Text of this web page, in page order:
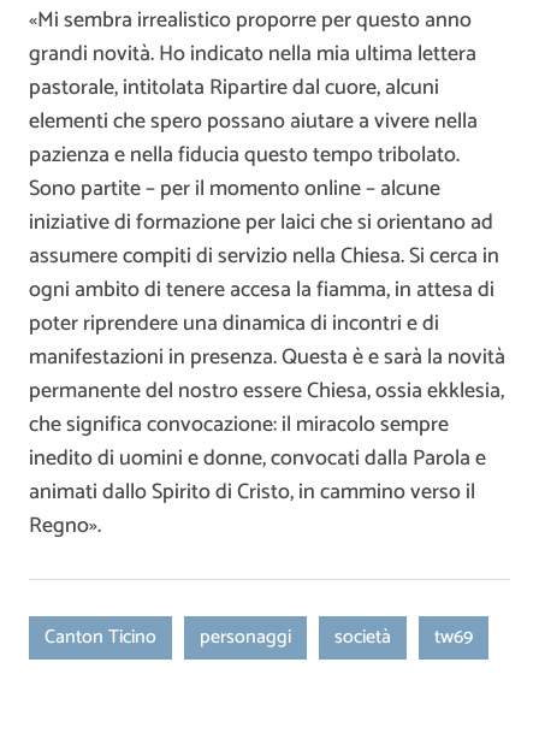
«Mi sembra irrealistico proporre per questo anno
grandi novità. Ho indicato nella mia ultima lettera
pastorale, intitolata Ripartire dal cuore, alcuni
elementi che spero possano aiutare a vivere nella
pazienza e nella fiducia questo tempo tribolato.
Sono partite – per il momento online – alcune
iniziative di formazione per laici che si orientano ad
assumere compiti di servizio nella Chiesa. Si cerca in
ogni ambito di tenere accesa la fiamma, in attesa di
poter riprendere una dinamica di incontri e di
manifestazioni in presenza. Questa è e sarà la novità
permanente del nostro essere Chiesa, ossia ekklesia,
che significa convocazione: il miracolo sempre
inedito di uomini e donne, convocati dalla Parola e
animati dallo Spirito di Cristo, in cammino verso il
Regno».
Canton Ticino personaggi società tw69